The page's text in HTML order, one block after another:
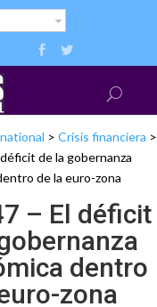
> Crisis financiera >
de la gobernanza
de la euro-zona
– El déficit
dentro
zona